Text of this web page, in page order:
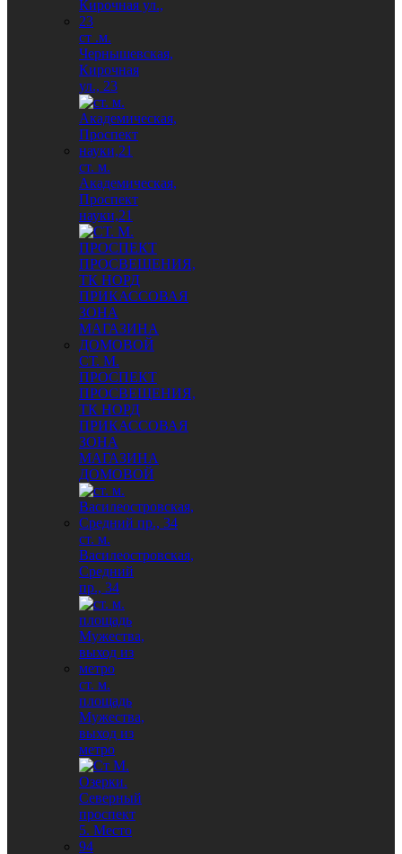
ст .м.
Чернышевская,
Кирочная
ул., 23
ст. м.
Академическая,
Проспект
науки,21
СТ. М.
ПРОСПЕКТ
ПРОСВЕЩЕНИЯ,
ТК НОРД
ПРИКАССОВАЯ
ЗОНА
МАГАЗИНА
ДОМОВОЙ
ст. м.
Василеостровская,
Средний
пр., 34
ст. м.
площадь
Мужества,
выход из
метро